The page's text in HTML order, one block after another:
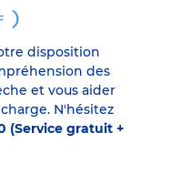
disposition
des
et vous aider
N'hésitez
(Service gratuit +